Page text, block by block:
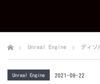
Unreal Engine ディゾ
Unreal Engine 2021-09-22